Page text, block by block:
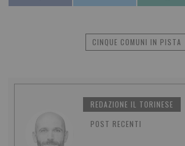
CINQUE COMUNI IN PISTA
REDAZIONE IL TORINESE
POST RECENTI